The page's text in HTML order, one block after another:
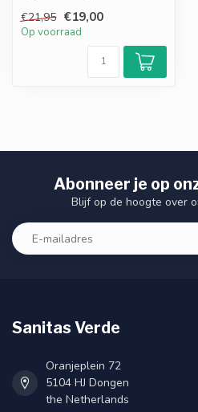
Immuunsysteem & We...
€21,95 €19,00
Op voorraad
Abonneer je op
Blijf op de hoogte over
Sanitas Verde
Oranjeplein 72
5104 HJ Dongen
the Netherlands